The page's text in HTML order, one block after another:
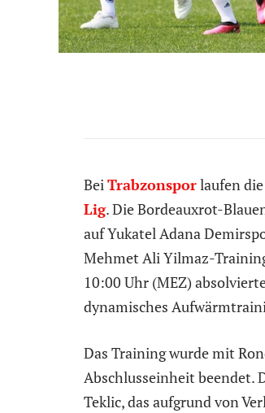
Bei Trabzonsporlaufen
Lig. Die Bordeauxrot-
auf Yukatel Adana
Mehmet Ali Yilmaz-
10:00 Uhr (MEZ)
dynamisches
Das Training wurde mit
Abschlusseinheit beendet.
Teklic, das aufgrund von